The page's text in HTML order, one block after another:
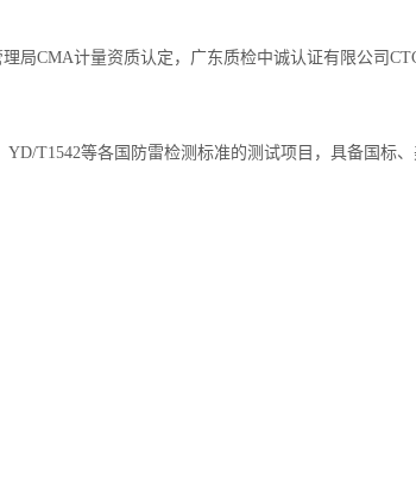
局CMA计量资质认定，广东质检中诚认证有限公司
YD/T1542等各国防雷检测标准的测试项目，具备国标